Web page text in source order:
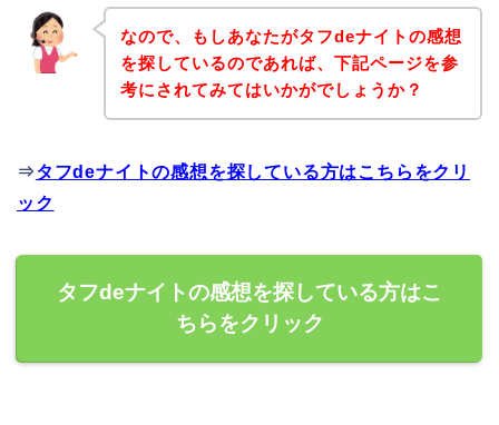
なので、もしあなたがタフdeナイトの感想
を探しているのであれば、下記ページを参
考にされてみてはいかがでしょうか？
⇒タフdeナイトの感想を探している方はこちらをクリ
ック
タフdeナイトの感想を探している方はこ
ちらをクリック